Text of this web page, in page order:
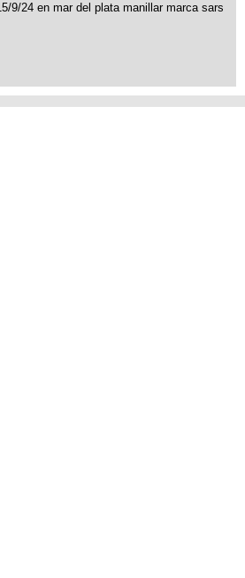
9/24 en mar del plata manillar marca sars